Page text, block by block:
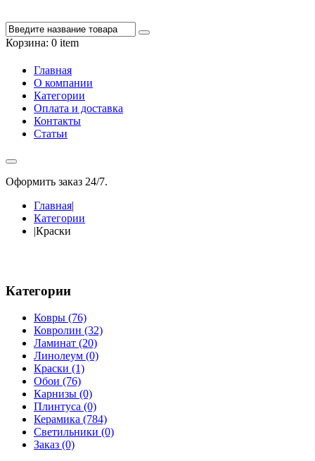
Корзина: 0 item
Главная
О компании
Категории
Оплата и доставка
Контакты
Статьи
Оформить заказ 24/7.
Главная|
Категории
|Краски
Категории
Ковры (76)
Ковролин (32)
Ламинат (20)
Линолеум (0)
Краски (1)
Обои (76)
Карнизы (0)
Плинтуса (0)
Керамика (784)
Светильники (0)
Заказ (0)